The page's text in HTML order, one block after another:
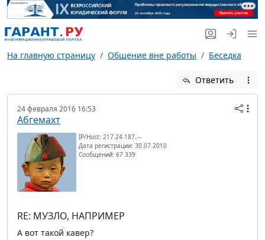
На главную страницу Общение вне работы Беседка
Ответить
24 февраля 2016 16:53
Абгемахт
IP/Host: 217.24.187.---
Дата регистрации: 30.07.2010
Сообщений: 67 339
RE: МУЗЛО, НАПРИМЕР
А вот такой кавер?